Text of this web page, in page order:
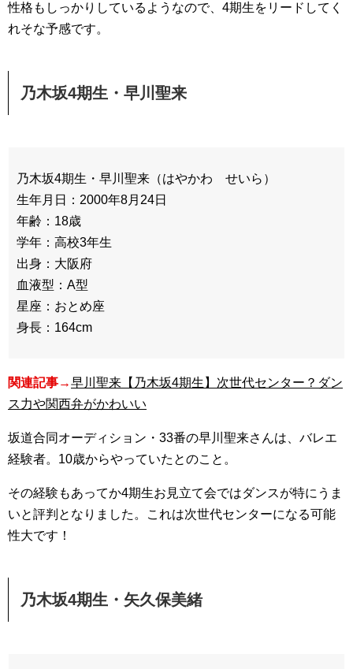
性格もしっかりしているようなので、4期生をリードしてく
れそな予感です。
乃木坂4期生・早川聖来
乃木坂4期生・早川聖来（はやかわ せいら）
生年月日：2000年8月24日
年齢：18歳
学年：高校3年生
出身：大阪府
血液型：A型
星座：おとめ座
身長：164cm
関連記事→早川聖来【乃木坂4期生】次世代センター？ダン
ス力や関西弁がかわいい
坂道合同オーディション・33番の早川聖来さんは、バレエ
経験者。10歳からやっていたとのこと。
その経験もあってか4期生お見立て会ではダンスが特にうま
いと評判となりました。これは次世代センターになる可能
性大です！
乃木坂4期生・矢久保美緒